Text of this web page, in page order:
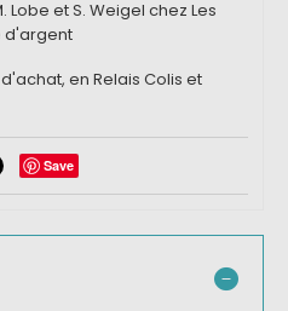
et S. Weigel chez Les
d'argent
en Relais Colis et
Save